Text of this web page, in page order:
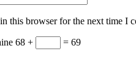
this browser for the next time I
68 + = 69